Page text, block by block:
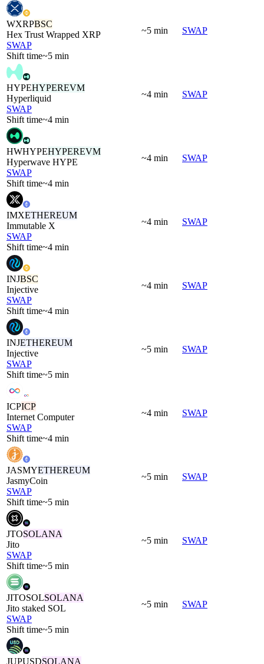
WXRPBSC
Hex Trust Wrapped XRP
SWAP
Shift time~5 min
~5 min SWAP
HYPEHYPEREVM
Hyperliquid
SWAP
Shift time~4 min
~4 min SWAP
HWHYPEHYPEREVM
Hyperwave HYPE
SWAP
Shift time~4 min
~4 min SWAP
IMXETHEREUM
Immutable X
SWAP
Shift time~4 min
~4 min SWAP
INJBSC
Injective
SWAP
Shift time~4 min
~4 min SWAP
INJETHEREUM
Injective
SWAP
Shift time~5 min
~5 min SWAP
ICPICP
Internet Computer
SWAP
Shift time~4 min
~4 min SWAP
JASMYETHEREUM
JasmyCoin
SWAP
Shift time~5 min
~5 min SWAP
JTOSOLANA
Jito
SWAP
Shift time~5 min
~5 min SWAP
JITOSOLSOLANA
Jito staked SOL
SWAP
Shift time~5 min
~5 min SWAP
JUPUSDSOLANA